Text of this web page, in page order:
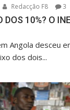
Redacção F8 3
DOS 10%? O
Angola desceu
dos dois...